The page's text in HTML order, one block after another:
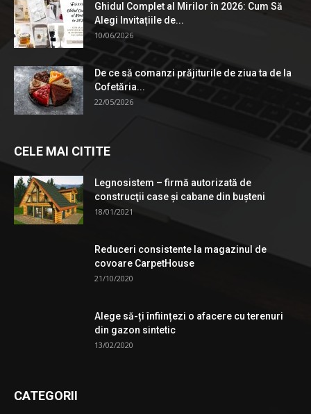
Ghidul Complet al Mirilor în 2026: Cum Să
Alegi Invitațiile de...
10/06/2026
De ce să comanzi prăjiturile de ziua ta de la
Cofetăria...
22/05/2026
CELE MAI CITITE
Legnosistem – firmă autorizată de
construcţii case și cabane din bușteni
18/01/2021
Reduceri consistente la magazinul de
covoare CarpetHouse
21/10/2020
Alege să-ți înființezi o afacere cu terenuri
din gazon sintetic
13/02/2020
CATEGORII